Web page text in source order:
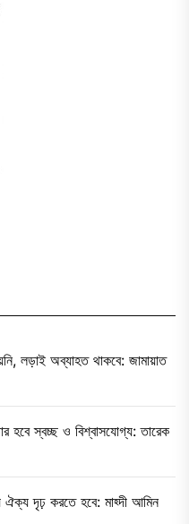
লড়াই অব্যাহত থাকবে: জামায়াত
হবে স্বচ্ছ ও বিশ্বাসযোগ্য: তারেক
ঐক্য দৃঢ় করতে হবে: মাহ্দী আমিন